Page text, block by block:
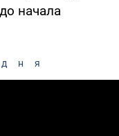
начала